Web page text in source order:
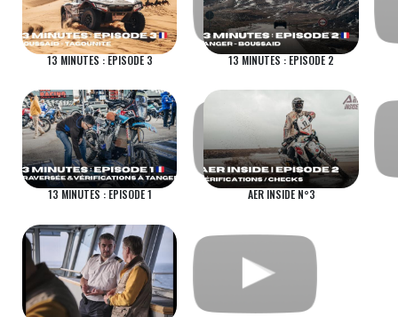
13 MINUTES : EPISODE 3 13 MINUTES : EPISODE 2
13 MINUTES : EPISODE 1 AER INSIDE N°3